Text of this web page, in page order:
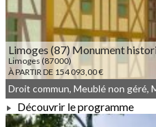
Limoges (87) Monument
Limoges (87000)
À PARTIR DE 154 093,00 €
Droit commun, Meublé non géré,
Découvrir le programme